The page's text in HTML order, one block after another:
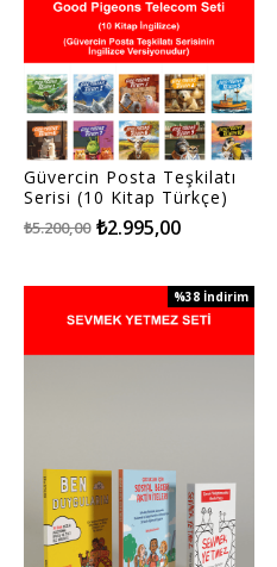
Güvercin Posta Teşkilatı
Serisi (10 Kitap Türkçe)
Good Pigeons Telecom
Serisi (10 Kitap İngilizce)
₺2.995,00
₺5.200,00
%38 İndirim
%38İndirim